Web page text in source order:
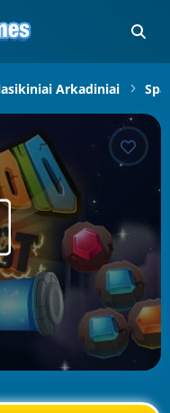
Arkadiniai